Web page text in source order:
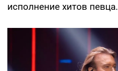
исполнение хитов певца.